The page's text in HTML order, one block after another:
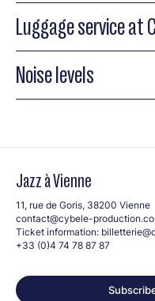
Luggage service at
Noise levels
Jazz à Vienne
11, rue de Goris, 38200 Vienne
contact@cybele-
Ticket information:
+33 (0)4 74 78 87 87